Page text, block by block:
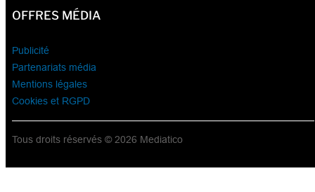
OFFRES MÉDIA
Publicité
Partenariats média
Mentions légales
Cookies et RGPD
Tous droits réservés © 2026 Mediatico